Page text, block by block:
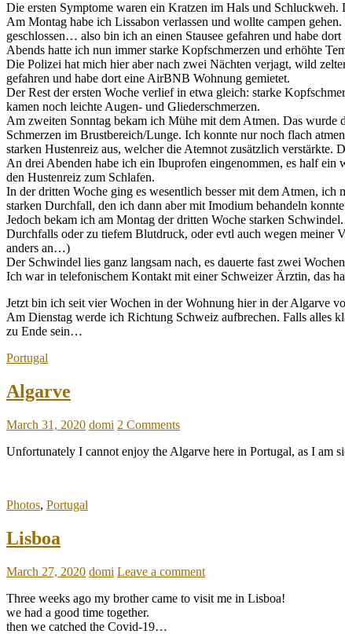
Die ersten Symptome waren ein Kratzen im Hals und Schluckweh.
Am Montag habe ich Lissabon verlassen und wollte campen
geschlossen… also bin ich an einen Stausee gefahren und habe dort
Abends hatte ich nun immer starke Kopfschmerzen und erhöhte
Die Polizei hat mich hier aber nach zwei Nächten verjagt, wild
gefahren und habe dort eine AirBNB Wohnung gemietet.
Der Rest der ersten Woche verlief in etwa gleich: starke
kamen noch leichte Augen- und Gliederschmerzen.
Am zweiten Sonntag bekam ich Mühe mit dem Atmen. Das wurde
Schmerzen im Brustbereich/Lunge. Ich konnte nur noch flach
starken Hustenreiz aus, welcher die Atemnot zusätzlich
An drei Abenden habe ich ein Ibuprofen eingenommen, es half ein
den Hustenreiz zum Schlafen.
In der dritten Woche ging es wesentlich besser mit dem Atmen, ich
starken Durchfall, den ich dann aber mit Imodium behandeln
Jedoch bekam ich am Montag der dritten Woche starken
Durchfalls oder zu tiefem Blutdruck, oder evtl auch wegen meiner
anders an…)
Der Schwindel lies ganz langsam nach, es dauerte fast zwei
Ich war in telefonischem Kontakt mit einer Schweizer Ärztin, das
Jetzt bin ich seit vier Wochen in der Wohnung hier in der Algarve
Am Dienstag werde ich Richtung Schweiz aufbrechen. Falls alles
zu Ende sein…
Portugal
Algarve
March 31, 2020 domi 2 Comments
Unfortunately I cannot enjoy the Algarve here in Portugal, as I am
Photos, Portugal
Lisboa
March 27, 2020 domi Leave a comment
Three weeks ago my brother came to visit me in Lisboa!
we had a good time together.
then we catched the Covid-19…